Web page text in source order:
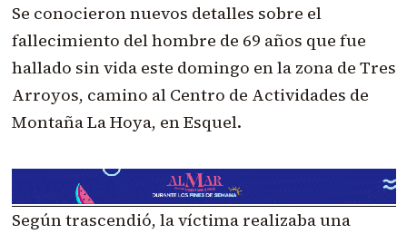
Se conocieron nuevos detalles sobre el
fallecimiento del hombre de 69 años que fue
hallado sin vida este domingo en la zona de Tres
Arroyos, camino al Centro de Actividades de
Montaña La Hoya, en Esquel.
Según trascendió, la víctima realizaba una